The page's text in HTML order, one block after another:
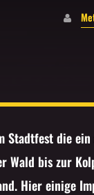
Stadtfest die
Wald bis zur
Hier einige